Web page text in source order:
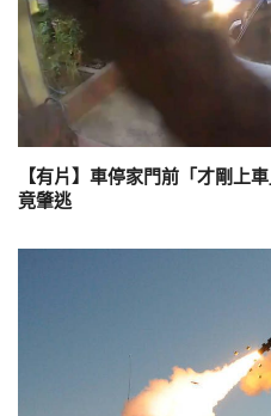
【有片】車停家門前「才剛上
竟肇逃